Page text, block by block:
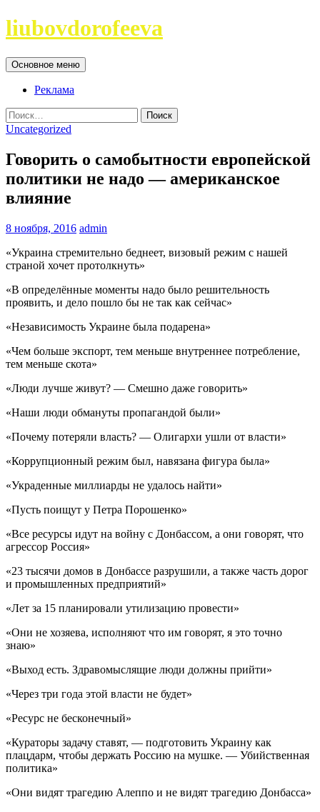
Перейти
к
liubovdorofeeva
Поиск
Основное меню
Реклама
Найти:
Uncategorized
Говорить о самобытности европейской
политики не надо — американское
влияние
8 ноября, 2016 admin
«Украина стремительно беднеет, визовый режим с нашей
страной хочет протолкнуть»
«В определённые моменты надо было решительность
проявить, и дело пошло бы не так как сейчас»
«Независимость Украине была подарена»
«Чем больше экспорт, тем меньше внутреннее потребление,
тем меньше скота»
«Люди лучше живут? — Смешно даже говорить»
«Наши люди обмануты пропагандой были»
«Почему потеряли власть? — Олигархи ушли от власти»
«Коррупционный режим был, навязана фигура была»
«Украденные миллиарды не удалось найти»
«Пусть поищут у Петра Порошенко»
«Все ресурсы идут на войну с Донбассом, а они говорят, что
агрессор Россия»
«23 тысячи домов в Донбассе разрушили, а также часть дорог
и промышленных предприятий»
«Лет за 15 планировали утилизацию провести»
«Они не хозяева, исполняют что им говорят, я это точно
знаю»
«Выход есть. Здравомыслящие люди должны прийти»
«Через три года этой власти не будет»
«Ресурс не бесконечный»
«Кураторы задачу ставят, — подготовить Украину как
плацдарм, чтобы держать Россию на мушке. — Убийственная
политика»
«Они видят трагедию Алеппо и не видят трагедию Донбасса»